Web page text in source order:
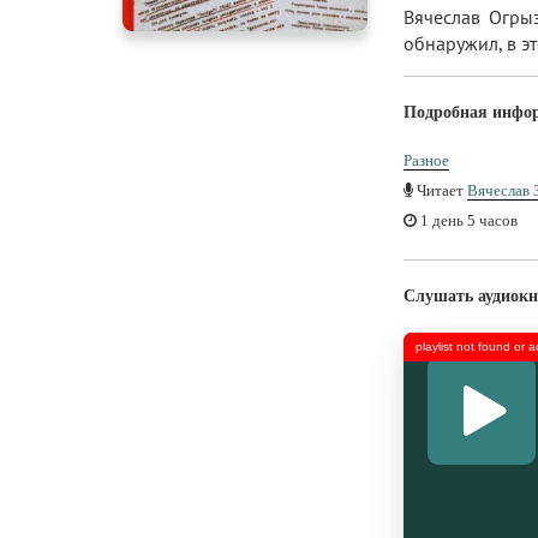
Вячеслав
обнаружил, в
Подробная
Разное
Читает Вячеслав
1 день 5 часов
Слушать
playlist not found or